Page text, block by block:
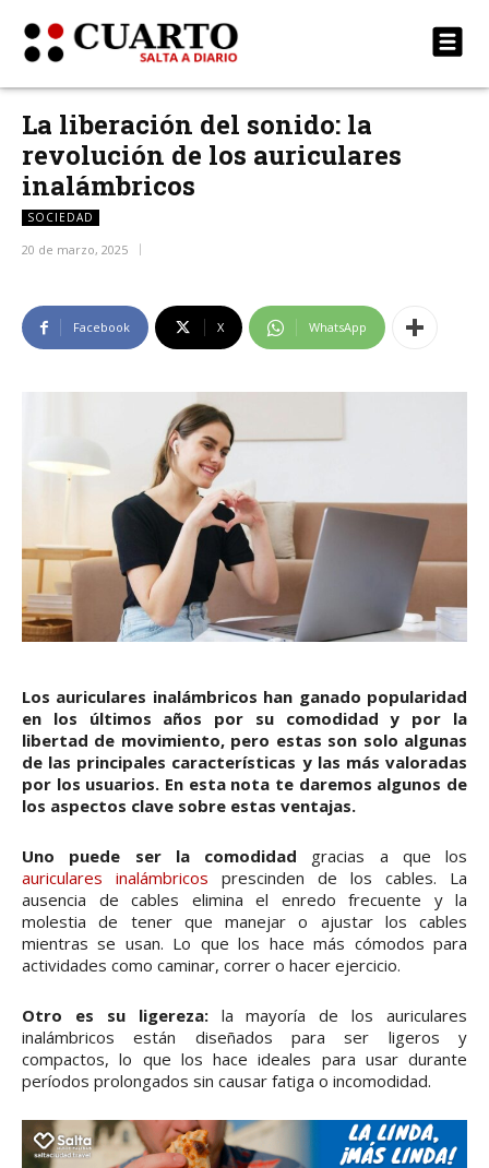
La liberación del sonido: la
revolución de los auriculares
inalámbricos
SOCIEDAD
20 de marzo, 2025
Facebook X WhatsApp
Los auriculares inalámbricos han ganado popularidad
en los últimos años por su comodidad y por la
libertad de movimiento, pero estas son solo algunas
de las principales características y las más valoradas
por los usuarios. En esta nota te daremos algunos de
los aspectos clave sobre estas ventajas.
Uno puede ser la comodidad gracias a que los
auriculares inalámbricos prescinden de los cables. La
ausencia de cables elimina el enredo frecuente y la
molestia de tener que manejar o ajustar los cables
mientras se usan. Lo que los hace más cómodos para
actividades como caminar, correr o hacer ejercicio.
Otro es su ligereza:la mayoría de los auriculares
inalámbricos están diseñados para ser ligeros y
compactos, lo que los hace ideales para usar durante
períodos prolongados sin causar fatiga o incomodidad.